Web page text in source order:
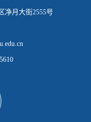
净月大街2555号